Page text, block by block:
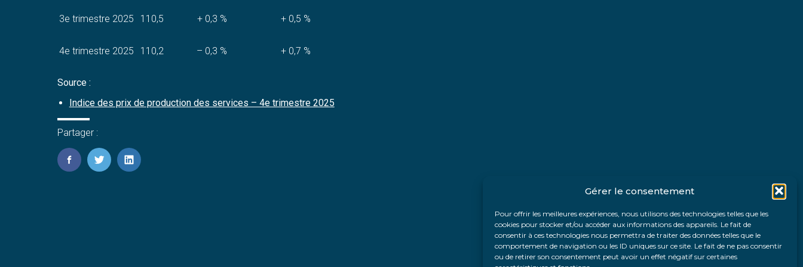
Gérer le consentement
Pour offrir les meilleures expériences, nous utilisons des technologies telles que les
cookies pour stocker et/ou accéder aux informations des appareils. Le fait de
consentir à ces technologies nous permettra de traiter des données telles que le
comportement de navigation ou les ID uniques sur ce site. Le fait de ne pas consentir
ou de retirer son consentement peut avoir un effet négatif sur certaines
3e trimestre 2025 110,5 + 0,3 % + 0,5 %
4e trimestre 2025 110,2 – 0,3 % + 0,7 %
Source :
Indice des prix de production des services – 4e trimestre 2025
Partager :
FaceBook
TwitterLinkedIn